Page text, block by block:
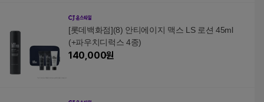
[롯데백화점](8) 안티에이지 맥스 LS 로션 45ml
(+파우치디럭스 4종)
140,000원